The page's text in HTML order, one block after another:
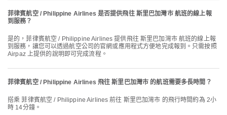
菲律賓航空 / Philippine Airlines 是否提供飛往 斯里巴加灣市 航班的線上報
到服務？
是的，菲律賓航空 / Philippine Airlines 提供飛往 斯里巴加灣市 航班的線上報
到服務，讓您可以透過航空公司的官網或應用程式方便地完成報到。只需按照
Airpaz 上提供的說明即可完成流程。
菲律賓航空 / Philippine Airlines 飛往 斯里巴加灣市 的航班需要多長時間？
搭乘 菲律賓航空 / Philippine Airlines 前往 斯里巴加灣市 的飛行時間約為 2小
時 14分鐘。